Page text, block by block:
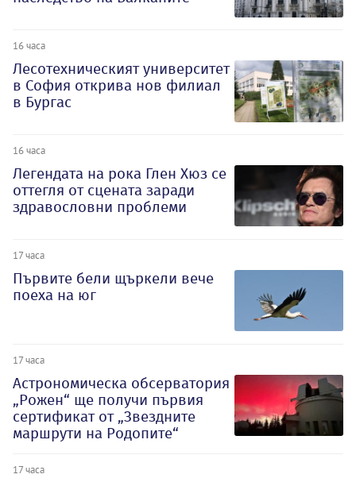
16 часа
Лесотехническият университет
в София открива нов филиал
в Бургас
16 часа
Легендата на рока Глен Хюз се
оттегля от сцената заради
здравословни проблеми
17 часа
Първите бели щъркели вече
поеха на юг
17 часа
Астрономическа обсерватория
„Рожен“ ще получи първия
сертификат от „Звездните
маршрути на Родопите“
17 часа